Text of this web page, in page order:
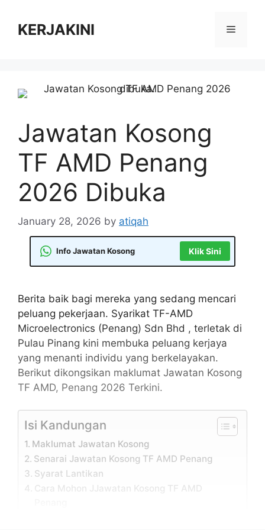
contentKERJAKINI Menu
Jawatan Kosong
TF AMD Penang
2026 Dibuka
January 28, 2026 by atiqah
Info Jawatan Kosong Klik Sini
Berita baik bagi mereka yang sedang mencari
peluang pekerjaan. Syarikat TF-AMD
Microelectronics (Penang) Sdn Bhd , terletak di
Pulau Pinang kini membuka peluang kerjaya
yang menanti individu yang berkelayakan.
Berikut dikongsikan maklumat Jawatan Kosong
TF AMD, Penang 2026 Terkini.
Isi Kandungan
Maklumat Jawatan Kosong
Senarai Jawatan Kosong TF AMD Penang
Syarat Lantikan
Cara Mohon JJawatan Kosong TF AMD